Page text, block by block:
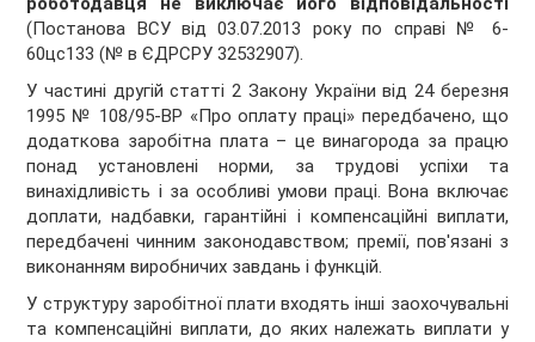
(Постанова ВСУ від 03.07.2013 року по справі № 6-
60цс133 (№ в ЄДРСРУ 32532907).
У частині другій статті 2 Закону України від 24 березня
1995 № 108/95-ВР «Про оплату праці» передбачено, що
додаткова заробітна плата – це винагорода за працю
понад установлені норми, за трудові успіхи та
винахідливість і за особливі умови праці. Вона включає
доплати, надбавки, гарантійні і компенсаційні виплати,
передбачені чинним законодавством; премії, пов'язані з
виконанням виробничих завдань і функцій.
У структуру заробітної плати входять інші заохочувальні
та компенсаційні виплати, до яких належать виплати у